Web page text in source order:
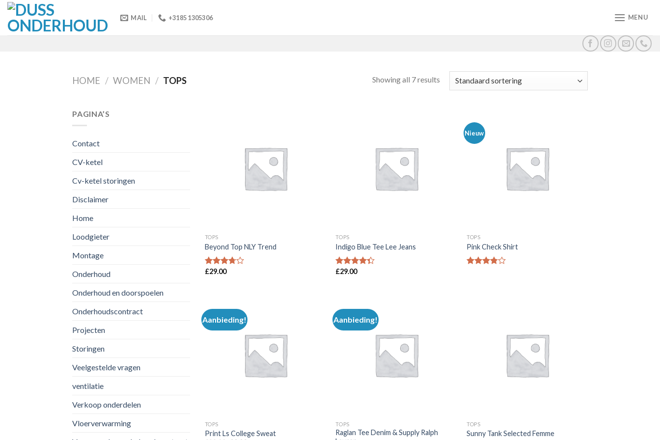
Skip
content
MAIL +3185 1305306 MENU
HOME / WOMEN / TOPS Showing all 7 results
PAGINA’S
Contact
CV-ketel
Cv-ketel storingen
Disclaimer
Home
Loodgieter
Montage
Onderhoud
Onderhoud en doorspoelen
Onderhoudscontract
Projecten
Storingen
Veelgestelde vragen
ventilatie
Verkoop onderdelen
Vloerverwarming
TOPS
Beyond Top NLY Trend
Waardering
£29.00
TOPS
Indigo Blue Tee Lee Jeans
Waardering
£29.00
Nieuw
TOPS
Pink Check Shirt
Aanbieding!
TOPS
Print Ls College Sweat
Aanbieding!
TOPS
Raglan Tee Denim & Supply Ralph
TOPS
Sunny Tank Selected Femme